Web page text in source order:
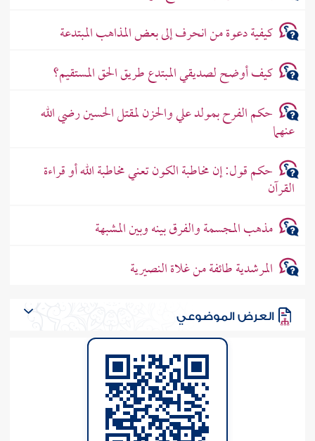
كيفية دعوة من انحرف إلى بعض المذاهب المبتدعة
كيف أوضح لصديقي المبتدع طريق الحق المستقيم؟
حكم الفرح بمولد علي والحزن لمقتل الحسين رضي الله
عنهما
حكم قول: إن مخاطبة الكون تعني مخاطبة الله أو قراءة
القرآن
مذهب المجسمة والفرق بينه وبين المشبهة
المرشدية طائفة من غلاة النصيرية
العرض الموضوعي